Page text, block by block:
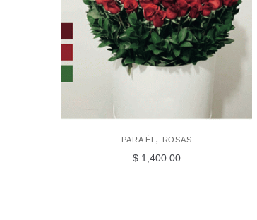
PARA ÉL , ROSAS
$1,400.00